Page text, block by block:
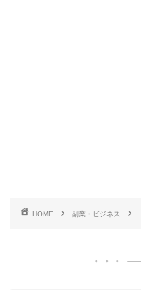
HOME 副業・ビジネス